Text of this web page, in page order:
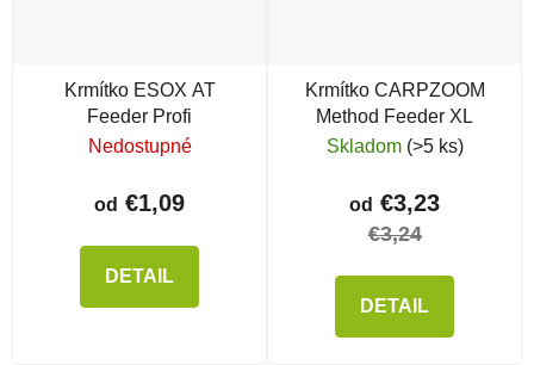
Krmítko ESOX AT
Feeder Profi
Nedostupné
od €1,09
DETAIL
Krmítko CARPZOOM
Method Feeder XL
Skladom (>5 ks)
od €3,23
€3,24
DETAIL